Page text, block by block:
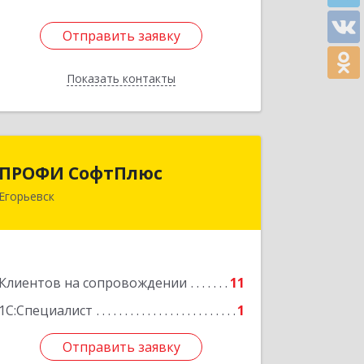
Отправить заявку
Показать контакты
Отправить заявку
Назад
ПРОФИ СофтПлюс
Егорьевск
Клиентов на сопровождении
11
1С:Специалист
1
Отправить заявку
ПРОФИ СофтПлюс
140301, Московская обл, Егорьевск г,
Подробнее
Отправить заявку